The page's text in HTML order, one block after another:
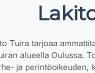
Tuira tarjoaa
alueella Oulussa.
ja perintöoikeuden,